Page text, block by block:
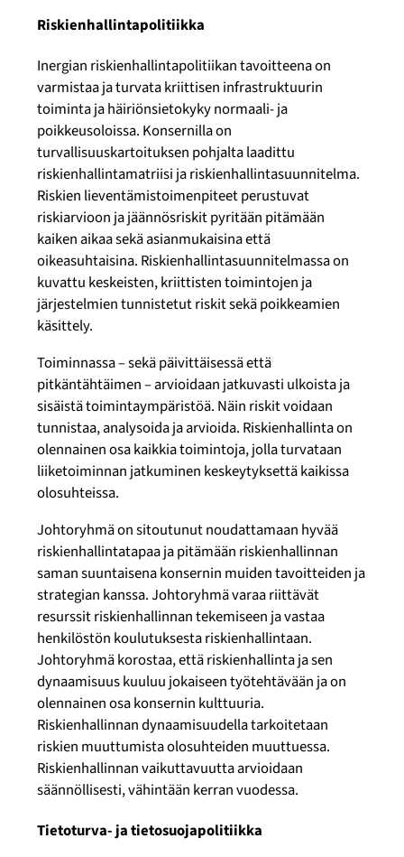
Riskienhallintapolitiikka
Inergian riskienhallintapolitiikan tavoitteena on
varmistaa ja turvata kriittisen infrastruktuurin
toiminta ja häiriönsietokyky normaali- ja
poikkeusoloissa. Konsernilla on
turvallisuuskartoituksen pohjalta laadittu
riskienhallintamatriisi ja riskienhallintasuunnitelma.
Riskien lieventämistoimenpiteet perustuvat
riskiarvioon ja jäännösriskit pyritään pitämään
kaiken aikaa sekä asianmukaisina että
oikeasuhtaisina. Riskienhallintasuunnitelmassa on
kuvattu keskeisten, kriittisten toimintojen ja
järjestelmien tunnistetut riskit sekä poikkeamien
käsittely.
Toiminnassa – sekä päivittäisessä että
pitkäntähtäimen – arvioidaan jatkuvasti ulkoista ja
sisäistä toimintaympäristöä. Näin riskit voidaan
tunnistaa, analysoida ja arvioida. Riskienhallinta on
olennainen osa kaikkia toimintoja, jolla turvataan
liiketoiminnan jatkuminen keskeytyksettä kaikissa
olosuhteissa.
Johtoryhmä on sitoutunut noudattamaan hyvää
riskienhallintatapaa ja pitämään riskienhallinnan
saman suuntaisena konsernin muiden tavoitteiden ja
strategian kanssa. Johtoryhmä varaa riittävät
resurssit riskienhallinnan tekemiseen ja vastaa
henkilöstön koulutuksesta riskienhallintaan.
Johtoryhmä korostaa, että riskienhallinta ja sen
dynaamisuus kuuluu jokaiseen työtehtävään ja on
olennainen osa konsernin kulttuuria.
Riskienhallinnan dynaamisuudella tarkoitetaan
riskien muuttumista olosuhteiden muuttuessa.
Riskienhallinnan vaikuttavuutta arvioidaan
säännöllisesti, vähintään kerran vuodessa.
Tietoturva- ja tietosuojapolitiikka